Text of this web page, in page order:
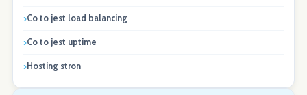
Co to jest load balancing
Co to jest uptime
Hosting stron